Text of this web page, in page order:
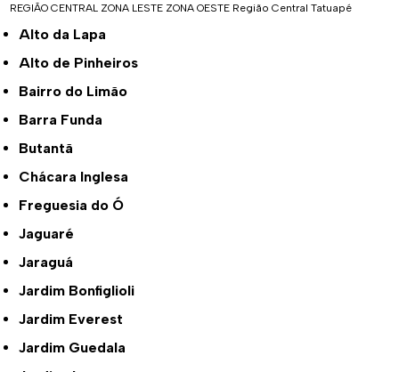
REGIÃO CENTRAL ZONA LESTE ZONA OESTE Região Central Tatuapé
Alto da Lapa
Alto de Pinheiros
Bairro do Limão
Barra Funda
Butantã
Chácara Inglesa
Freguesia do Ó
Jaguaré
Jaraguá
Jardim Bonfiglioli
Jardim Everest
Jardim Guedala